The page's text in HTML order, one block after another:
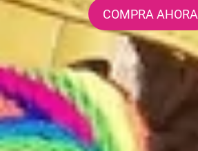
COMPRA AHORA